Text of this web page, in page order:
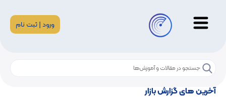
ورود | ثبت نام
آخرین های گزارش بازار